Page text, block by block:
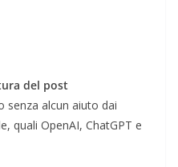
del post
alcun aiuto dai
quali OpenAI, ChatGPT e